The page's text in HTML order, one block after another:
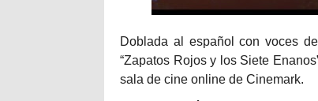
Doblada al español con voces
“Zapatos Rojos y los Siete
sala de cine online de Cinemark.